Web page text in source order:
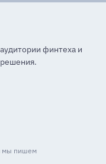
финтеха и
мы пишем